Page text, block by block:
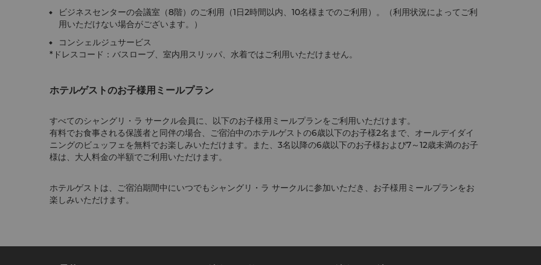
ビジネスセンターの会議室（8階）のご利用（1日2時間以内、10名様までのご利用）。（利用状況によってご利
用いただけない場合がございます。）
コンシェルジュサービス
*ドレスコード：バスローブ、室内用スリッパ、水着ではご利用いただけません。
ホテルゲストのお子様用ミールプラン
すべてのシャングリ・ラ サークル会員に、以下のお子様用ミールプランをご利用いただけます。
有料でお食事される保護者と同伴の場合、ご宿泊中のホテルゲストの6歳以下のお子様2名まで、オールデイダイ
ニングのビュッフェを無料でお楽しみいただけます。また、3名以降の6歳以下のお子様および7～12歳未満のお子
様は、大人料金の半額でご利用いただけます。
ホテルゲストは、ご宿泊期間中にいつでもシャングリ・ラ サークルに参加いただき、お子様用ミールプランをお
楽しみいただけます。